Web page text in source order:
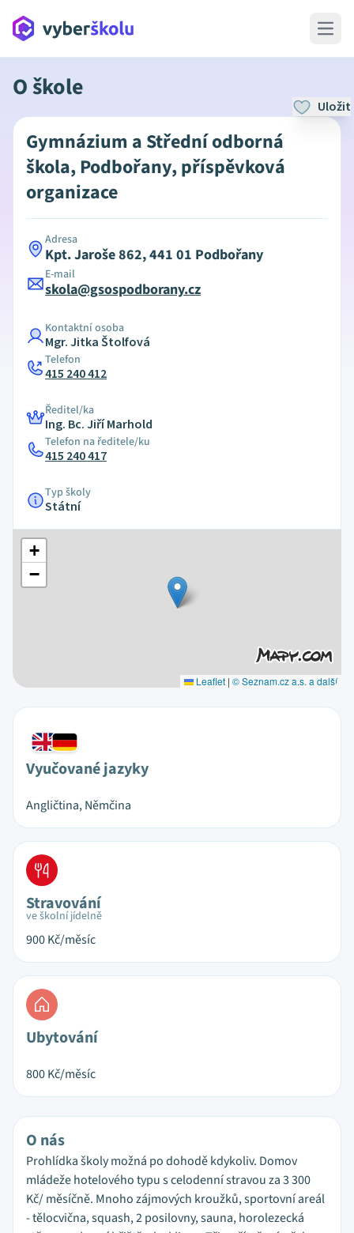
Open
O škole
Uložit
Gymnázium a Střední odborná
škola, Podbořany, příspěvková
organizace
Adresa
Kpt. Jaroše 862, 441 01 Podbořany
E-mail
skola@gsospodborany.cz
Kontaktní osoba
Mgr. Jitka Štolfová
Telefon
415 240 412
Ředitel/ka
Ing. Bc. Jiří Marhold
Telefon na ředitele/ku
415 240 417
Typ školy
Státní
+
−
Leaflet | © Seznam.cz a.s. a další
Vyučované jazyky
Angličtina, Němčina
Stravování
ve školní jídelně
900Kč/měsíc
Ubytování
800Kč/měsíc
O nás
Prohlídka školy možná po dohodě kdykoliv. Domov
mládeže hotelového typu s celodenní stravou za 3 300
Kč/ měsíčně. Mnoho zájmových kroužků, sportovní areál
- tělocvična, squash, 2 posilovny, sauna, horolezecká